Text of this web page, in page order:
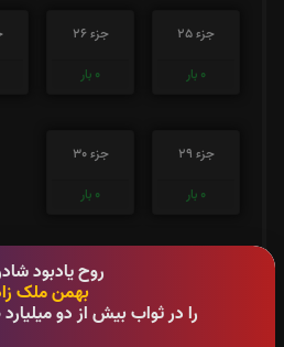
روح یادبود
بهمن ملک
را در ثواب بیش از دو
جزء 25
0 بار
جزء 26
0 بار
جزء 29
0 بار
جزء 30
0 بار
صوت جزء